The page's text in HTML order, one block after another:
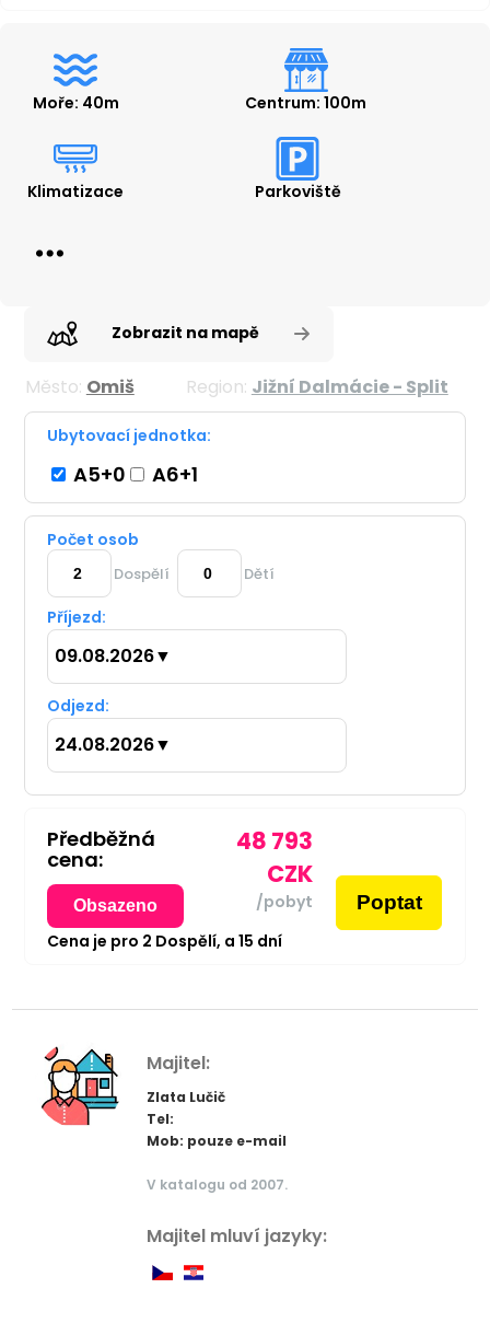
Moře: 40m Centrum: 100m
Klimatizace Parkoviště
Zobrazit na mapě
Město: Omiš Region: Jižní Dalmácie - Split
Ubytovací jednotka:
A5+0 A6+1
Počet osob
Dospělí Dětí
Příjezd:
09.08.2026▼
Odjezd:
24.08.2026▼
Předběžná
cena:
Obsazeno
48 793
CZK
/pobyt Poptat
Cena je pro 2 Dospělí, a 15 dní
Majitel:
Zlata Lučič
Tel:
Mob: pouze e-mail
V katalogu od 2007.
Majitel mluví jazyky: